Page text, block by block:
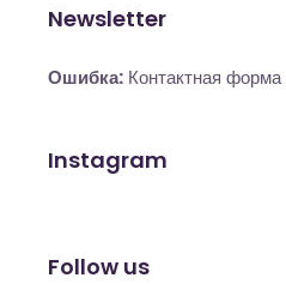
Newsletter
Ошибка: Контактная форма
Instagram
Follow us